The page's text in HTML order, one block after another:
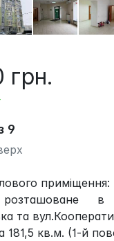
грн.
9
приміщення:
розташоване
та
181,5 кв.м. (1-й